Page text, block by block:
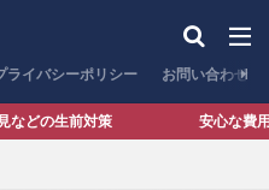
ライバシーポリシー お問い合わせ
の生前対策 安心な費用設定に